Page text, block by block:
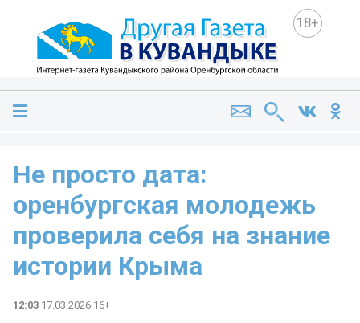
18+
Не просто дата:
оренбургская молодежь
проверила себя на знание
истории Крыма
12:03 17.03.2026 16+